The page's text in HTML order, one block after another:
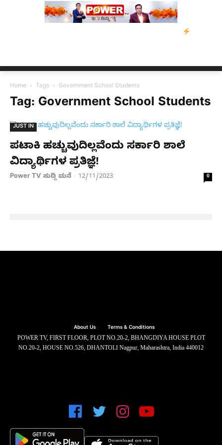
Home Tags Government School Students
Tag: Government School Students
JUST IN
ಪಟಾಕಿ ಹಚ್ಚುವುದಿಲ್ಲವೆಂದು ಸರ್ಕಾರಿ ಶಾಲೆ
ವಿದ್ಯಾರ್ಥಿಗಳ ಪ್ರತಿಜ್ಞೆ!
Power TV ಸುದ್ದಿ ಮನೆ - 12/11/2023 0
About Us Terms & Conditions
POWER TV, FIRST FLOOR, PLOT NO.20-2, BHANGDIYA HOUSE PLOT
NO.20-2, HOUSE NO.526, DHANTOLI Nagpur, Maharashtra, India 440012